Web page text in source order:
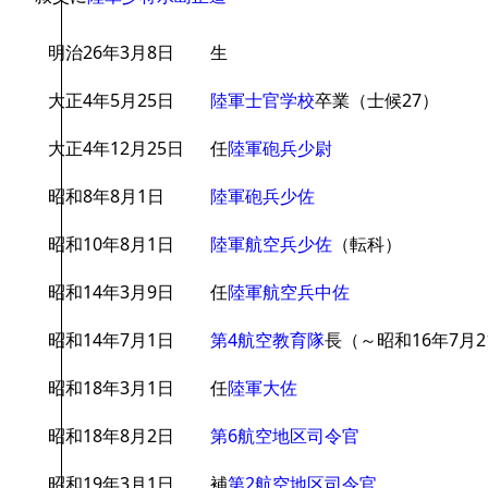
明治26年3月8日
生
大正4年5月25日
陸軍士官学校卒業（士候27）
大正4年12月25日
任陸軍砲兵少尉
昭和8年8月1日
陸軍砲兵少佐
昭和10年8月1日
陸軍航空兵少佐 （転科）
昭和14年3月9日
任陸軍航空兵中佐
昭和14年7月1日
第4航空教育隊長（～昭和16年7月
昭和18年3月1日
任陸軍大佐
昭和18年8月2日
第6航空地区司令官